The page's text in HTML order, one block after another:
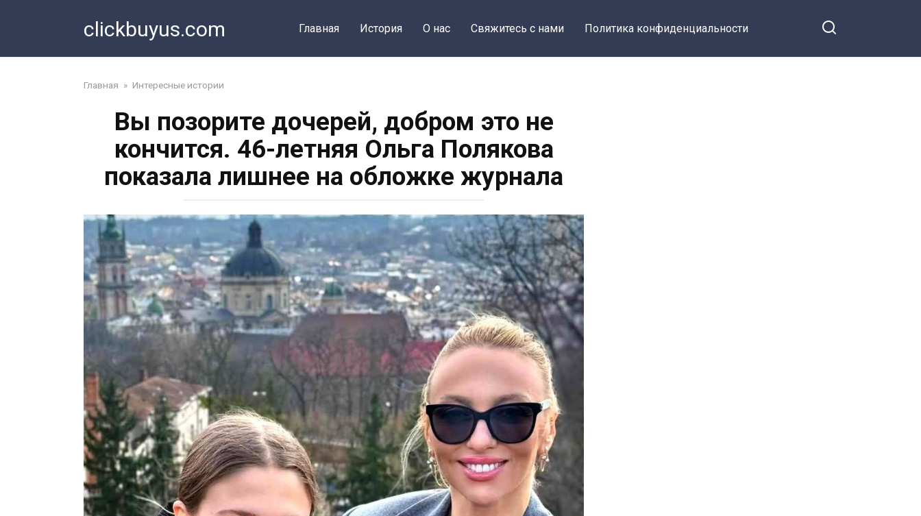
clickbuyus.com Главная История О нас Свяжитесь с нами Политика конфиденциальности
Главная » Интересные истории
Вы позорите дочерей, добром это не
кончится. 46-летняя Ольга Полякова
показала лишнее на обложке журнала